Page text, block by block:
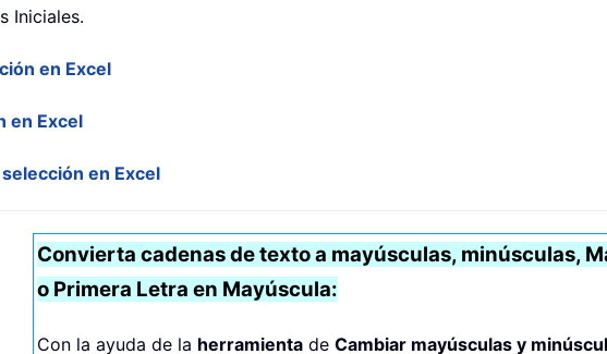
Iniciales.
en Excel
en Excel
en Excel
Convierta cadenas de texto a mayúsculas, minúsculas,
o Primera Letra en Mayúscula:
Con la ayuda de la herramienta de Cambiar mayúsculas y